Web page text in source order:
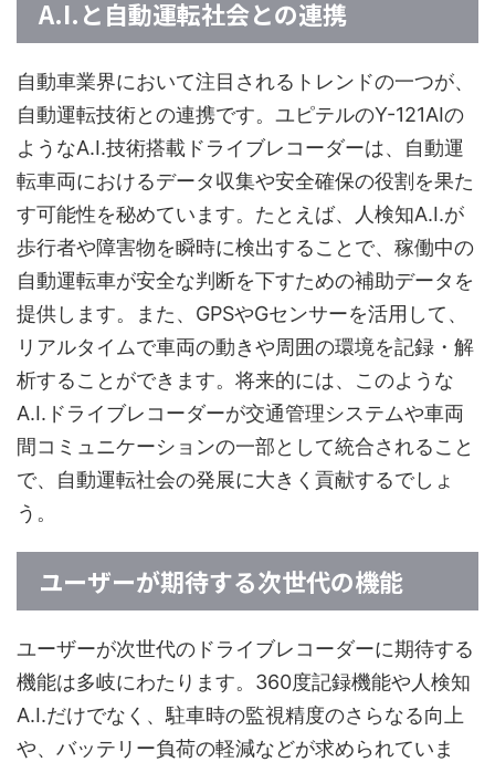
A.I.と自動運転社会との連携
自動車業界において注目されるトレンドの一つが、
自動運転技術との連携です。ユピテルのY-121AIの
ようなA.I.技術搭載ドライブレコーダーは、自動運
転車両におけるデータ収集や安全確保の役割を果た
す可能性を秘めています。たとえば、人検知A.I.が
歩行者や障害物を瞬時に検出することで、稼働中の
自動運転車が安全な判断を下すための補助データを
提供します。また、GPSやGセンサーを活用して、
リアルタイムで車両の動きや周囲の環境を記録・解
析することができます。将来的には、このような
A.I.ドライブレコーダーが交通管理システムや車両
間コミュニケーションの一部として統合されること
で、自動運転社会の発展に大きく貢献するでしょ
う。
ユーザーが期待する次世代の機能
ユーザーが次世代のドライブレコーダーに期待する
機能は多岐にわたります。360度記録機能や人検知
A.I.だけでなく、駐車時の監視精度のさらなる向上
や、バッテリー負荷の軽減などが求められていま